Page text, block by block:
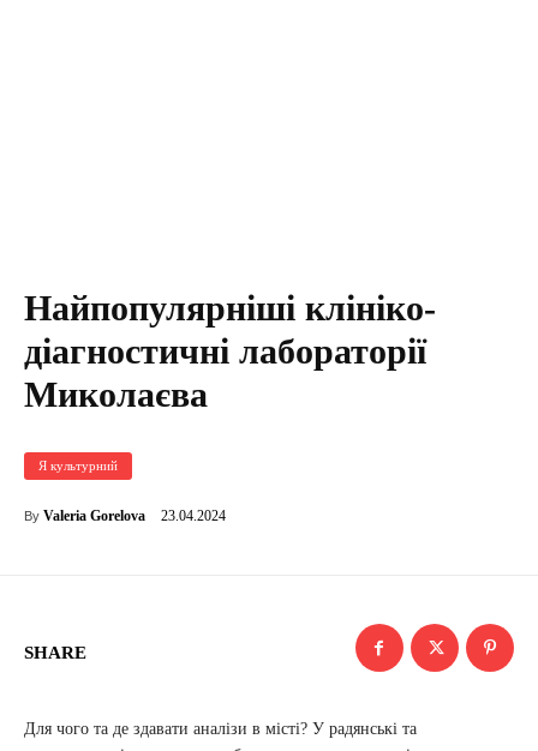
Найпопулярніші клініко-
діагностичні лабораторії
Миколаєва
Я культурний
By Valeria Gorelova 23.04.2024
SHARE
Для чого та де здавати аналізи в місті? У радянські та